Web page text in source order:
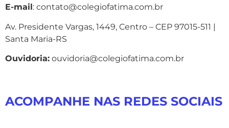
E-mail: contato@colegiofatima.com.br
Av. Presidente Vargas, 1449, Centro – CEP 97015-511 |
Santa Maria-RS
Ouvidoria: ouvidoria@colegiofatima.com.br
ACOMPANHE NAS REDES SOCIAIS